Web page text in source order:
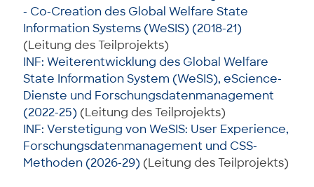
- Co-Creation des Global Welfare State
Information Systems (WeSIS) (2018-21)
(Leitung des Teilprojekts)
INF: Weiterentwicklung des Global Welfare
State Information System (WeSIS), eScience-
Dienste und Forschungsdatenmanagement
(2022-25) (Leitung des Teilprojekts)
INF: Verstetigung von WeSIS: User Experience,
Forschungsdatenmanagement und CSS-
Methoden (2026-29) (Leitung des Teilprojekts)